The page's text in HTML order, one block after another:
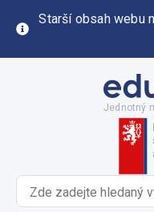
Starší obsah webu
Jednotný